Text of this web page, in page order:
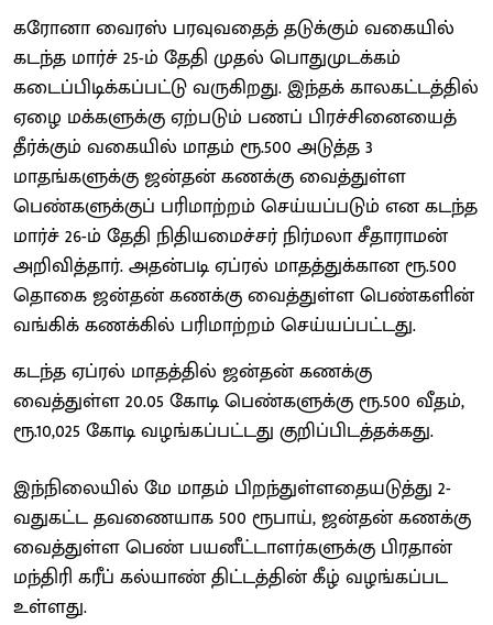
கரோனா வைரஸ் பரவுவதைத் தடுக்கும் வகையில்
கடந்த மார்ச் 25-ம் தேதி முதல் பொதுமுடக்கம்
கடைப்பிடிக்கப்பட்டு வருகிறது. இந்தக் காலகட்டத்தில்
ஏழை மக்களுக்கு ஏற்படும் பணப் பிரச்சினையைத்
தீர்க்கும் வகையில் மாதம் ரூ.500 அடுத்த 3
மாதங்களுக்கு ஜன்தன் கணக்கு வைத்துள்ள
பெண்களுக்குப் பரிமாற்றம் செய்யப்படும் என கடந்த
மார்ச் 26-ம் தேதி நிதியமைச்சர் நிர்மலா சீதாராமன்
அறிவித்தார். அதன்படி ஏப்ரல் மாதத்துக்கான ரூ.500
தொகை ஜன்தன் கணக்கு வைத்துள்ள பெண்களின்
வங்கிக் கணக்கில் பரிமாற்றம் செய்யப்பட்டது.
கடந்த ஏப்ரல் மாதத்தில் ஜன்தன் கணக்கு
வைத்துள்ள 20.05 கோடி பெண்களுக்கு ரூ.500 வீதம்,
ரூ.10,025 கோடி வழங்கப்பட்டது குறிப்பிடத்தக்கது.
இந்நிலையில் மே மாதம் பிறந்துள்ளதையடுத்து 2-
வதுகட்ட தவணையாக 500 ரூபாய், ஜன்தன் கணக்கு
வைத்துள்ள பெண் பயனீட்டாளர்களுக்கு பிரதான்
மந்திரி கரீப் கல்யாண் திட்டத்தின் கீழ் வழங்கப்பட
உள்ளது.